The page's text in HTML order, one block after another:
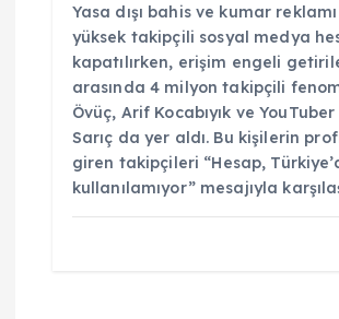
Yasa dışı bahis ve kumar
yüksek takipçili sosyal medya
kapatılırken, erişim engeli
arasında 4 milyon takipçili
Övüç, Arif Kocabıyık ve
Sarıç da yer aldı. Bu kişilerin
giren takipçileri “Hesap,
kullanılamıyor” mesajıyla